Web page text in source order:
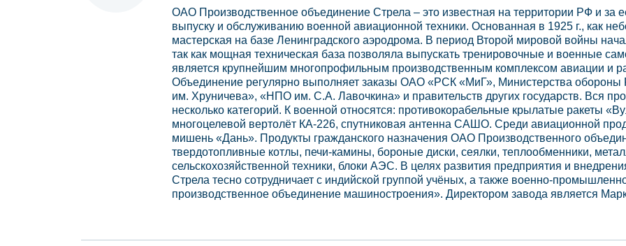
ОАО Производственное объединение Стрела – это известная на территории РФ и за
выпуску и обслуживанию военной авиационной техники. Основанная в 1925 г., как
мастерская на базе Ленинградского аэродрома. В период Второй мировой войны
так как мощная техническая база позволяла выпускать тренировочные и военные
является крупнейшим многопрофильным производственным комплексом авиации и
Объединение регулярно выполняет заказы ОАО «РСК «МиГ», Министерства
им. Хруничева», «НПО им. С.А. Лавочкина» и правительств других государств. Вся
несколько категорий. К военной относятся: противокорабельные крылатые ракеты
многоцелевой вертолёт КА-226, спутниковая антенна САШО. Среди авиационной
мишень «Дань». Продукты гражданского назначения ОАО Производственного
твердотопливные котлы, печи-камины, бороные диски, сеялки, теплообменники,
сельскохозяйственной техники, блоки АЭС. В целях развития предприятия и
Стрела тесно сотрудничает с индийской группой учёных, а также военно-
производственное объединение машиностроения». Директором завода является